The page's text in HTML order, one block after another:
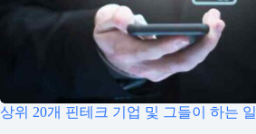
상위 20개 핀테크 기업 및 그들이 하는 일